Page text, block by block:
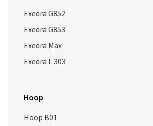
Exedra G852
Exedra G853
Exedra Max
Exedra L 303
Hoop
Hoop B01